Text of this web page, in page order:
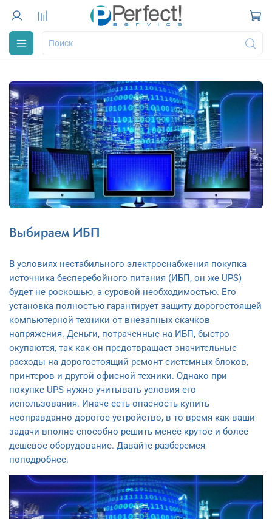
Выбираем ИБП
В условиях нестабильного электроснабжения покупка
источника бесперебойного питания (ИБП, он же UPS)
будет не роскошью, а суровой необходимостью. Его
установка полностью гарантирует защиту дорогостоящей
компьютерной техники от внезапных скачков
напряжения. Деньги, потраченные на ИБП, быстро
окупаются, так как он предотвращает значительные
расходы на дорогостоящий ремонт системных блоков,
принтеров и другой офисной техники. Однако при
покупке UPS нужно учитывать условия его
использования. Иначе есть опасность купить
неоправданно дорогое устройство, в то время как ваши
задачи вполне способно решить менее крутое и более
дешевое оборудование. Давайте разберемся
поподробнее.